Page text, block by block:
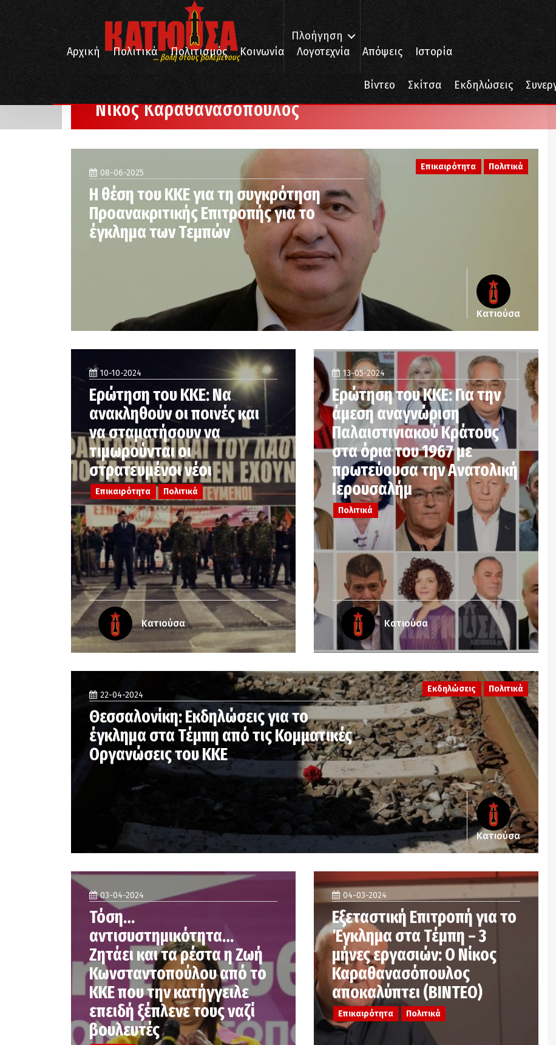
... βολή στους βολεμένους
Πλοήγηση
Αρχική
Πολιτικά Πολιτισμός Κοινωνία Λογοτεχνία Απόψεις Ιστορία
Βίντεο Σκίτσα Εκδηλώσεις
Νίκος Καραθανασόπουλος
Νίκος Καραθανασόπουλος
Επικαιρότητα Πολιτικά
08-06-2025
Η θέση του ΚΚΕ για τη συγκρότηση
Προανακριτικής Επιτροπής για το
έγκλημα των Τεμπών
Κατιούσα
10-10-2024
Ερώτηση του ΚΚΕ: Να
ανακληθούν οι ποινές και
να σταματήσουν να
τιμωρούνται οι
στρατευμένοι νέοι
Επικαιρότητα Πολιτικά
Κατιούσα
13-05-2024
Ερώτηση του ΚΚΕ: Για την
άμεση αναγνώριση
Παλαιστινιακού Κράτους
στα όρια του 1967 με
πρωτεύουσα την Ανατολική
Ιερουσαλήμ
Πολιτικά
Κατιούσα
Εκδηλώσεις Πολιτικά
22-04-2024
Θεσσαλονίκη: Εκδηλώσεις για το
έγκλημα στα Τέμπη από τις Κομματικές
Οργανώσεις του ΚΚΕ
Κατιούσα
03-04-2024
Τόση…
αντισυστημικότητα…
Ζητάει και τα ρέστα η Ζωή
Κωνσταντοπούλου από το
ΚΚΕ που την κατήγγειλε
επειδή ξέπλενε τους ναζί
βουλευτές
04-03-2024
Εξεταστική Επιτροπή για το
Έγκλημα στα Τέμπη – 3
μήνες εργασιών: Ο Νίκος
Καραθανασόπουλος
αποκαλύπτει (ΒΙΝΤΕΟ)
Επικαιρότητα Πολιτικά